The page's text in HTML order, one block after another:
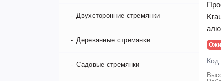
Двухсторонние стремянки
Деревянные стремянки
Садовые стремянки Код